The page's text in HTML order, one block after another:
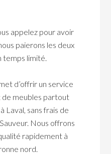
appelez pour avoir
paierons les deux
temps limité.
d’offrir un service
meubles partout
Laval, sans frais de
Nous offrons
rapidement à
nord.